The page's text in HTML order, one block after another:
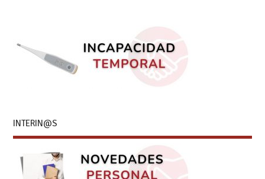
INTERIN@S